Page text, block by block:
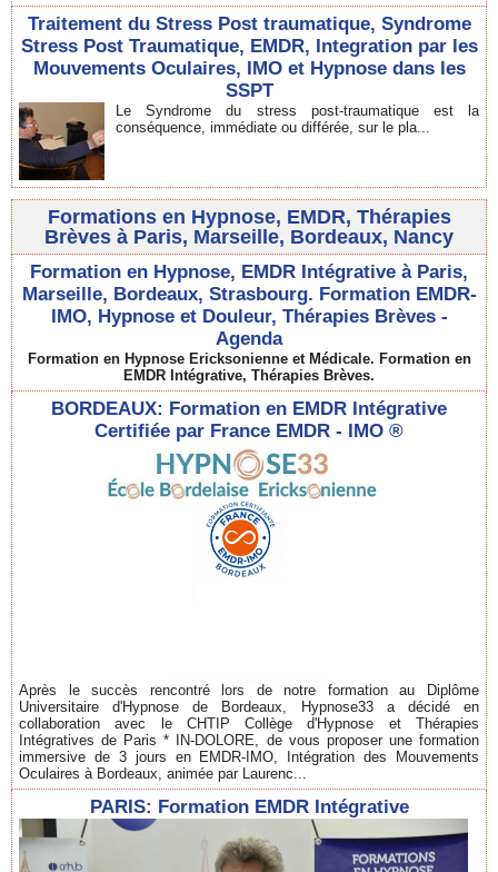
Traitement du Stress Post traumatique, Syndrome
Stress Post Traumatique, EMDR, Integration par les
Mouvements Oculaires, IMO et Hypnose dans les
SSPT
Le Syndrome du stress post-traumatique est la
conséquence, immédiate ou différée, sur le pla...
Formations en Hypnose, EMDR, Thérapies
Brèves à Paris, Marseille, Bordeaux, Nancy
Formation en Hypnose, EMDR Intégrative à Paris,
Marseille, Bordeaux, Strasbourg. Formation EMDR-
IMO, Hypnose et Douleur, Thérapies Brèves -
Agenda
Formation en Hypnose Ericksonienne et Médicale. Formation en
EMDR Intégrative, Thérapies Brèves.
BORDEAUX: Formation en EMDR Intégrative
Certifiée par France EMDR - IMO ®
Après le succès rencontré lors de notre formation au Diplôme
Universitaire d'Hypnose de Bordeaux, Hypnose33 a décidé en
collaboration avec le CHTIP Collège d'Hypnose et Thérapies
Intégratives de Paris * IN-DOLORE, de vous proposer une formation
immersive de 3 jours en EMDR-IMO, Intégration des Mouvements
Oculaires à Bordeaux, animée par Laurenc...
PARIS: Formation EMDR Intégrative